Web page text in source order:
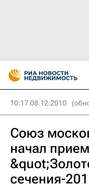
10:17 08.12.2010
Союз
начал
сечения-